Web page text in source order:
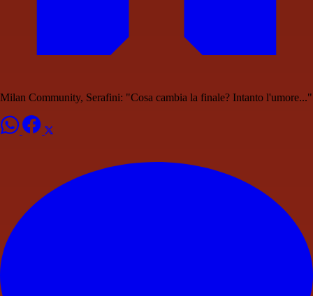
Milan Community, Serafini: "Cosa cambia la finale? Intanto l'umore..."